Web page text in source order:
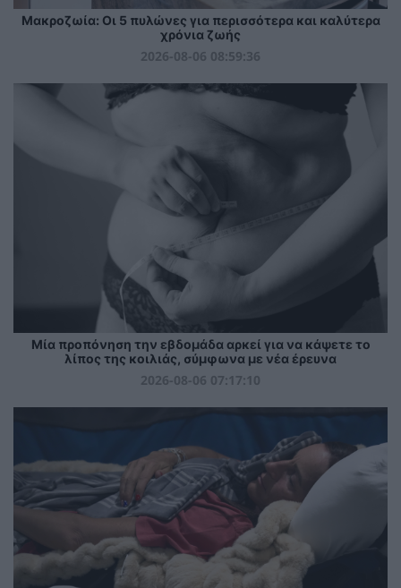
Mακροζωία: Οι 5 πυλώνες για περισσότερα και καλύτερα
χρόνια ζωής
2026-08-06 08:59:36
Μία προπόνηση την εβδομάδα αρκεί για να κάψετε το
λίπος της κοιλιάς, σύμφωνα με νέα έρευνα
2026-08-06 07:17:10